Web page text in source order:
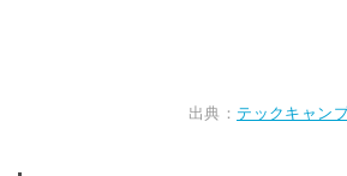
出典： テックキャン